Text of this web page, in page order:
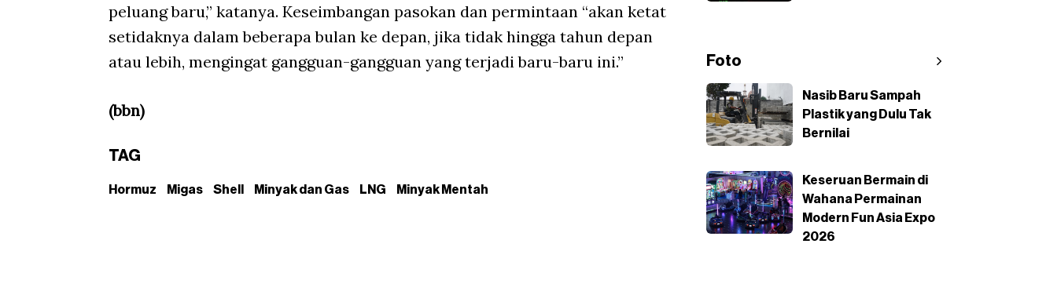
peluang baru,” katanya. Keseimbangan pasokan dan permintaan “akan ketat
setidaknya dalam beberapa bulan ke depan, jika tidak hingga tahun depan
atau lebih, mengingat gangguan-gangguan yang terjadi baru-baru ini.”
(bbn)
TAG
Hormuz Migas Shell Minyak dan Gas LNG Minyak Mentah
Foto
Nasib Baru Sampah
Plastik yang Dulu Tak
Bernilai
Keseruan Bermain di
Wahana Permainan
Modern Fun Asia Expo
2026